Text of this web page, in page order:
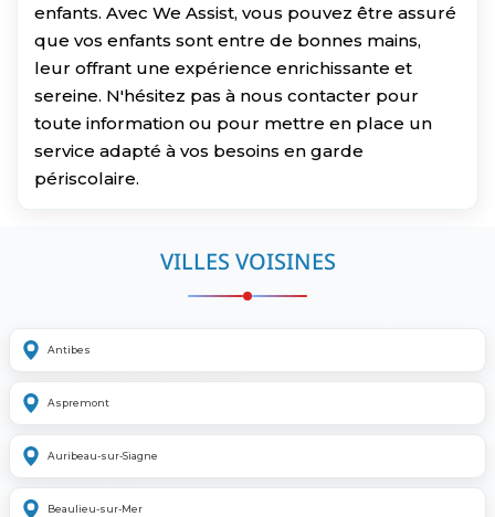
enfants. Avec We Assist, vous pouvez être assuré
que vos enfants sont entre de bonnes mains,
leur offrant une expérience enrichissante et
sereine. N'hésitez pas à nous contacter pour
toute information ou pour mettre en place un
service adapté à vos besoins en garde
périscolaire.
VILLES VOISINES
Antibes
Aspremont
Auribeau-sur-Siagne
Beaulieu-sur-Mer